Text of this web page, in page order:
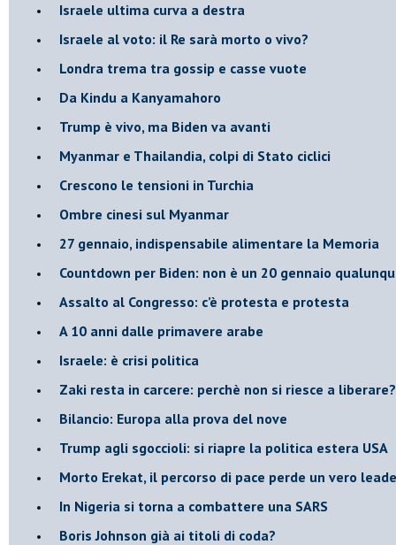
Israele ultima curva a destra
Israele al voto: il Re sarà morto o vivo?
Londra trema tra gossip e casse vuote
Da Kindu a Kanyamahoro
Trump è vivo, ma Biden va avanti
Myanmar e Thailandia, colpi di Stato ciclici
Crescono le tensioni in Turchia
Ombre cinesi sul Myanmar
27 gennaio, indispensabile alimentare la Memoria
Countdown per Biden: non è un 20 gennaio
Assalto al Congresso: c’è protesta e protesta
A 10 anni dalle primavere arabe
Israele: è crisi politica
Zaki resta in carcere: perchè non si riesce a liberare?
Bilancio: Europa alla prova del nove
Trump agli sgoccioli: si riapre la politica estera USA
Morto Erekat, il percorso di pace perde un vero
In Nigeria si torna a combattere una SARS
Boris Johnson già ai titoli di coda?